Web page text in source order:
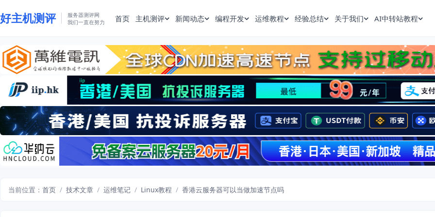
好主机测评
服务器测评网
我们一直在努力
首页 主机测评 新闻动态 编程开发 运维教程 经验总结 关于我们 AI中转站教程
当前位置： 首页 / 技术文章 / 运维笔记 / Linux教程 / 香港云服务器可以当做加速节点吗